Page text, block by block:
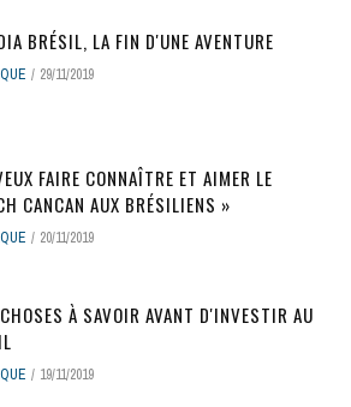
BRÉSIL, LA FIN D'UNE AVENTURE
29/11/2019
FAIRE CONNAÎTRE ET AIMER LE
CANCAN AUX BRÉSILIENS »
20/11/2019
À SAVOIR AVANT D'INVESTIR AU
19/11/2019